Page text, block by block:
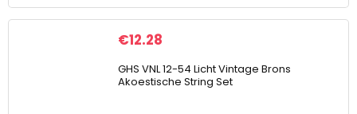
€12.28
GHS VNL 12-54 Licht Vintage Brons
Akoestische String Set